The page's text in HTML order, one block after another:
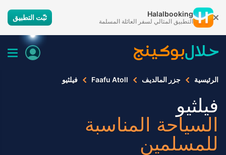
Halalbooking
التطبيق المثالي لسفر العائلة المسلمة ثبّت التطبيق
الرئيسية جزر المالديف Faafu Atoll فيلثيو
فيلثيو
السياحة المناسبة
للمسلمين